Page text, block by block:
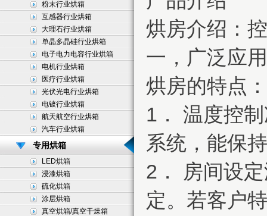
粉末行业烘箱
互感器行业烘箱
大理石行业烘箱
单晶多晶硅行业烘箱
电子电力电容行业烘箱
电机行业烘箱
医疗行业烘箱
光伏光电行业烘箱
电镀行业烘箱
航天航空行业烘箱
汽车行业烘箱
专用烘箱
LED烘箱
浸漆烘箱
硫化烘箱
涂层烘箱
真空烘箱/真空干燥箱
烘房介绍：
一，广泛应
烘房的特点：
1． 温度控
系统，能保
2． 房间设
定。若客户